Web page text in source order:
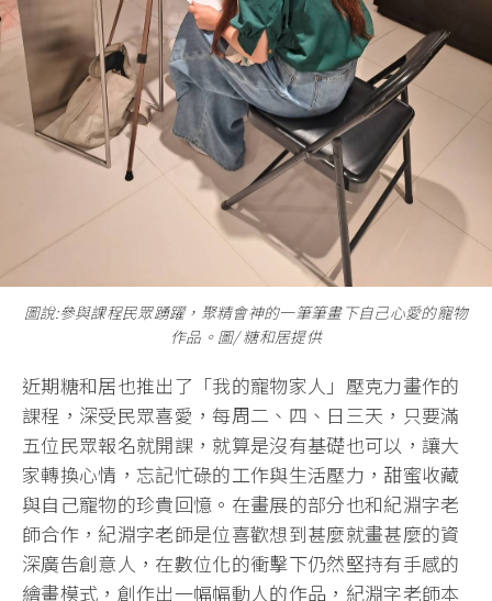
圖說:參與課程民眾踴躍，聚精會神的一筆筆畫下自己心愛的寵物
作品。圖/ 糖和居提供
近期糖和居也推出了「我的寵物家人」壓克力畫作的
課程，深受民眾喜愛，每周二、四、日三天，只要滿
五位民眾報名就開課，就算是沒有基礎也可以，讓大
家轉換心情，忘記忙碌的工作與生活壓力，甜蜜收藏
與自己寵物的珍貴回憶。在畫展的部分也和紀淵字老
師合作，紀淵字老師是位喜歡想到甚麼就畫甚麼的資
深廣告創意人，在數位化的衝擊下仍然堅持有手感的
繪畫模式，創作出一幅幅動人的作品，紀淵字老師本